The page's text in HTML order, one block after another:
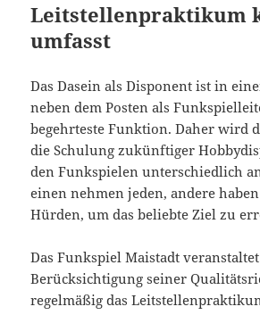
Leitstellenpraktikum
umfasst
Das Dasein als Disponent ist in
neben dem Posten als
begehrteste Funktion. Daher wird
die Schulung zukünftiger
den Funkspielen unterschiedlich
einen nehmen jeden, andere
Hürden, um das beliebte Ziel zu
Das Funkspiel Maistadt
Berücksichtigung seiner
regelmäßig das